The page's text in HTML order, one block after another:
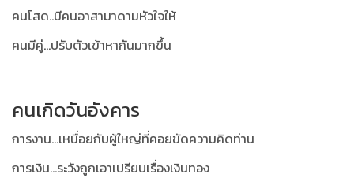
คนโสด..มีคนอาสามาดามหัวใจให้
คนมีคู่...ปรับตัวเข้าหากันมากขึ้น
คนเกิดวันอังคาร
การงาน...เหนื่อยกับผู้ใหญ่ที่คอยขัดความคิดท่าน
การเงิน...ระวังถูกเอาเปรียบเรื่องเงินทอง